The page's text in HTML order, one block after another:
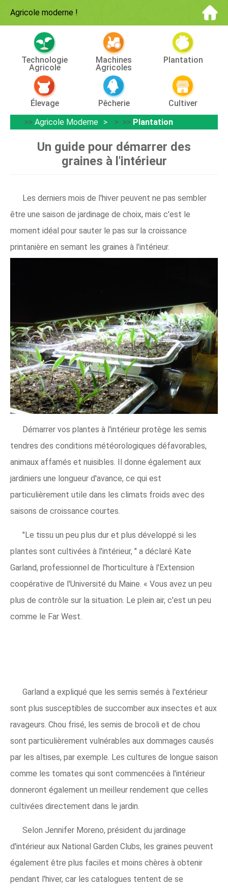
Agricole moderne !
Technologie
Agricole
Machines
Agricoles
Plantation
Élevage Pêcherie
Cultiver
>> Agricole Moderne > >> Plantation
Un guide pour démarrer des
graines à l'intérieur
Les derniers mois de l'hiver peuvent ne pas sembler
être une saison de jardinage de choix, mais c'est le
moment idéal pour sauter le pas sur la croissance
printanière en semant les graines à l'intérieur.
Démarrer vos plantes à l'intérieur protège les semis
tendres des conditions météorologiques défavorables,
animaux affamés et nuisibles. Il donne également aux
jardiniers une longueur d'avance, ce qui est
particulièrement utile dans les climats froids avec des
saisons de croissance courtes.
"Le tissu un peu plus dur et plus développé si les
plantes sont cultivées à l'intérieur, " a déclaré Kate
Garland, professionnel de l'horticulture à l'Extension
coopérative de l'Université du Maine. « Vous avez un peu
plus de contrôle sur la situation. Le plein air, c'est un peu
comme le Far West.
Garland a expliqué que les semis semés à l'extérieur
sont plus susceptibles de succomber aux insectes et aux
ravageurs. Chou frisé, les semis de brocoli et de chou
sont particulièrement vulnérables aux dommages causés
par les altises, par exemple. Les cultures de longue saison
comme les tomates qui sont commencées à l'intérieur
donneront également un meilleur rendement que celles
cultivées directement dans le jardin.
Selon Jennifer Moreno, président du jardinage
d'intérieur aux National Garden Clubs, les graines peuvent
également être plus faciles et moins chères à obtenir
pendant l'hiver, car les catalogues tentent de se